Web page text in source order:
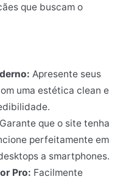
que buscam o
Apresente seus
uma estética clean e
Garante que o site tenha
perfeitamente em
a smartphones.
Pro: Facilmente